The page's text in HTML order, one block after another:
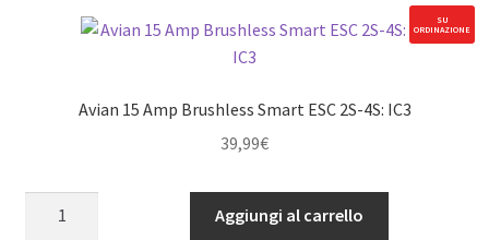
quantità
SU
ORDINAZIONE
Avian 15 Amp Brushless Smart ESC 2S-4S: IC3
39,99€
Aggiungi al carrello